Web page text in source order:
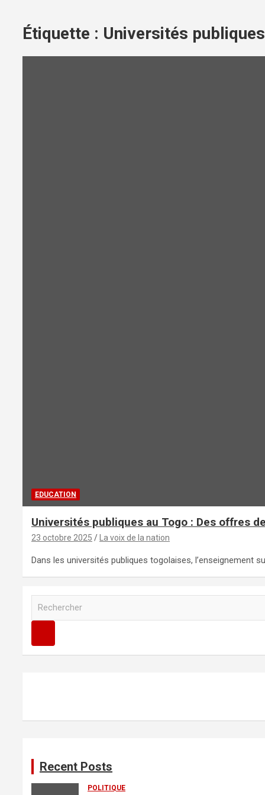
Étiquette : Universités
EDUCATION
Universités publiques au Togo : Des offres
23 octobre 2025 La voix de la nation
Dans les universités publiques togolaises, l’enseignement
c
Recent Posts
POLITIQUE